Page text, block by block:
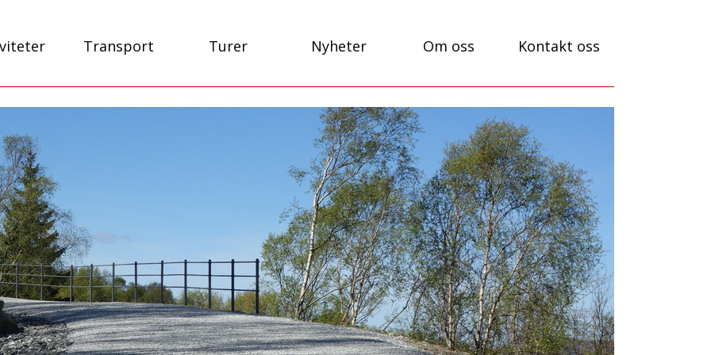
Transport Turer Nyheter Om oss Kontakt oss